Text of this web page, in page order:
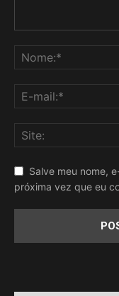
Salve meu nome,
próxima vez que eu